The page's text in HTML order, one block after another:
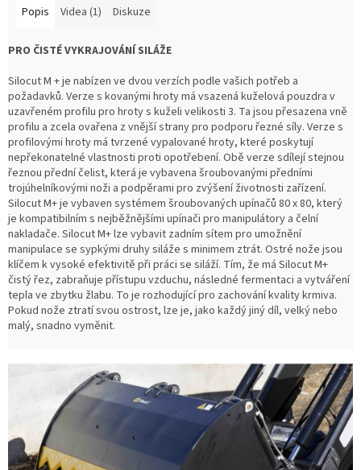
Popis Videa (1) Diskuze
PRO ČISTÉ VYKRAJOVÁNÍ SILÁŽE
Silocut M + je nabízen ve dvou verzích podle vašich potřeb a
požadavků. Verze s kovanými hroty má vsazená kuželová pouzdra v
uzavřeném profilu pro hroty s kuželi velikosti 3. Ta jsou přesazena vně
profilu a zcela ovařena z vnější strany pro podporu řezné síly. Verze s
profilovými hroty má tvrzené vypalované hroty, které poskytují
nepřekonatelné vlastnosti proti opotřebení. Obě verze sdílejí stejnou
řeznou přední čelist, která je vybavena šroubovanými předními
trojúhelníkovými noži a podpěrami pro zvýšení životnosti zařízení.
Silocut M+ je vybaven systémem šroubovaných upínačů 80 x 80, který
je kompatibilním s nejběžnějšími upínači pro manipulátory a čelní
nakladače. Silocut M+ lze vybavit zadním sítem pro umožnění
manipulace se sypkými druhy siláže s minimem ztrát. Ostré nože jsou
klíčem k vysoké efektivitě při práci se siláží. Tím, že má Silocut M+
čistý řez, zabraňuje přístupu vzduchu, následné fermentaci a vytváření
tepla ve zbytku žlabu. To je rozhodující pro zachování kvality krmiva.
Pokud nože ztratí svou ostrost, lze je, jako každý jiný díl, velký nebo
malý, snadno vyměnit.